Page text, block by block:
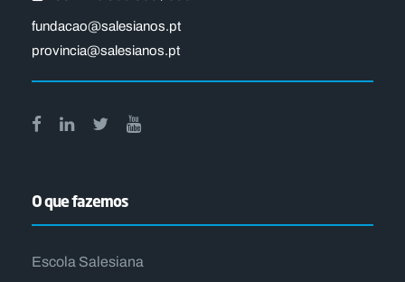
fundacao@salesianos.pt
provincia@salesianos.pt
O que fazemos
Escola Salesiana